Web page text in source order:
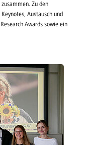
Zu den
Austausch und
Awards sowie ein